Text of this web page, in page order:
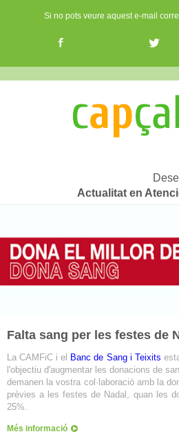
Si no pots veure aquest e-mail
Actualitat en
Falta sang per les festes de
La CAMFiC i el Banc de Sang i Teixits
l'objectiu d'augmentar les donacions de
demanen la vostra col·laboració amb la
prèvies a les festes de Nadal, quan les
25%.
Més informació